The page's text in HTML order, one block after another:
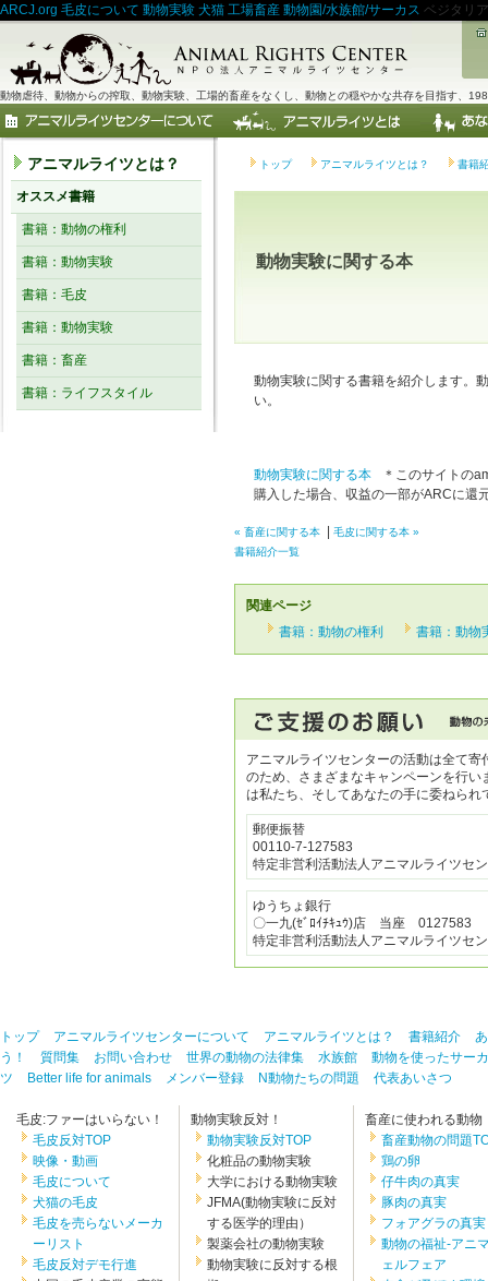
ARCJ.org 毛皮について 動物実験 犬猫 工場畜産 動物園/水族館/サーカス ベジタリ
動物虐待、動物からの搾取、動物実験、工場的畜産をなくし、動物との穏やかな共存を目指す、
トップ アニマルライツとは？ 書籍
動物実験に関する本
動物実験に関する書籍を紹介します。
い。
動物実験に関する本
＊このサイトの
購入した場合、収益の一部がARCに還
« 畜産に関する本
毛皮に関する本 »
書籍紹介一覧
関連ページ
書籍：動物の権利
書籍：動物
アニマルライツセンターの活動は全て
のため、さまざまなキャンペーンを行
は私たち、そしてあなたの手に委ねられ
郵便振替
00110-7-127583
特定非営利活動法人アニマルライツセ
ゆうちょ銀行
〇一九(ｾﾞﾛｲﾁｷｭｳ)店 当座 0127583
特定非営利活動法人アニマルライツセ
アニマルライツとは？
オススメ書籍
書籍：動物の権利
書籍：動物実験
書籍：毛皮
書籍：動物実験
書籍：畜産
書籍：ライフスタイル
トップ アニマルライツセンターについて アニマルライツとは？ 書籍紹介
う！
質問集 お問い合わせ 世界の動物の法律集 水族館
動物を使ったサー
ツ
Better life for animals メンバー登録 N動物たちの問題 代表あいさつ
毛皮:ファーはいらない！
毛皮反対TOP
映像・動画
毛皮について
犬猫の毛皮
毛皮を売らないメーカ
ーリスト
毛皮反対デモ行進
動物実験反対！
動物実験反対TOP
化粧品の動物実験
大学における動物実験
JFMA(動物実験に反対
する医学的理由）
製薬会社の動物実験
動物実験に反対する根
畜産に使われる動物
畜産動物の問題
鶏の卵
仔牛肉の真実
豚肉の真実
フォアグラの真実
動物の福祉-アニ
ェルフェア